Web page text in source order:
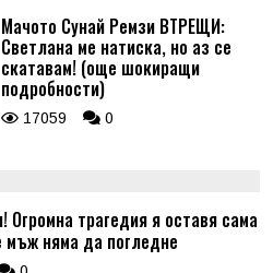
Мачото Сунай Ремзи ВТРЕЩИ:
Светлана ме натиска, но аз се
скатавам! (още шокиращи
подробности)
17059 0
трагедия я оставя сама
мъж няма да погледне